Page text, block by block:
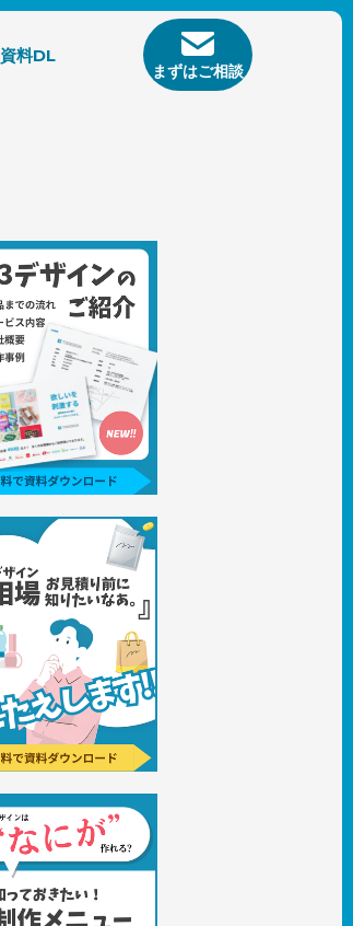
資料DL
まずはご相談